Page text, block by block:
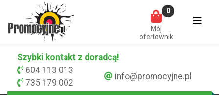
Mój
ofertownik
0
Szybki kontakt z doradcą!
604 113 013
735 179 002
info@promocyjne.pl